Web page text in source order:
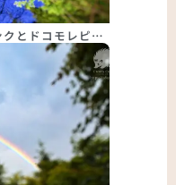
クとドコモレピ…